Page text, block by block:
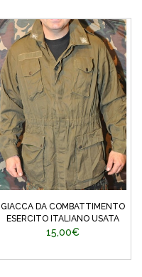
GIACCA DA COMBATTIMENTO
ESERCITO ITALIANO USATA
15,00€